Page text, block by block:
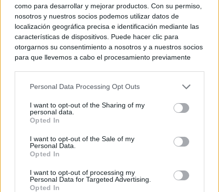
como para desarrollar y mejorar productos. Con su permiso,
nosotros y nuestros socios podemos utilizar datos de
localización geográfica precisa e identificación mediante las
características de dispositivos. Puede hacer clic para
otorgarnos su consentimiento a nosotros y a nuestros socios
para que llevemos a cabo el procesamiento previamente
negar su consentimiento. Tenga en cuenta que algún
de su consentimiento, pero usted tiene el derecho de
rechazar tal procesamiento. Sus preferencias se aplicarán
cualquier momento entrando de nuevo en este sitio web o
visitando nuestra política de privacidad.
Personal Data Processing Opt Outs
I want to opt-out of the Sharing of my
personal data.
Opted In
I want to opt-out of the Sale of my
Personal Data.
Opted In
I want to opt-out of processing my
Personal Data for Targeted Advertising.
Opted In